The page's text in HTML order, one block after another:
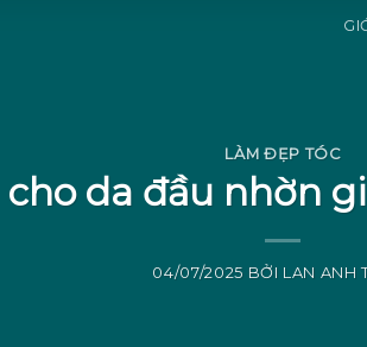
LÀM ĐẸP TÓC
cho da đầu nhờn
04/07/2025 BỞI LAN ANH